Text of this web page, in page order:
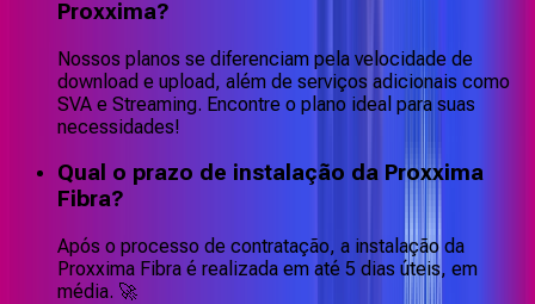
Proxxima?
Nossos planos se diferenciam pela velocidade de
download e upload, além de serviços adicionais como
SVA e Streaming. Encontre o plano ideal para suas
necessidades!
Qual o prazo de instalação da Proxxima
Fibra?
Após o processo de contratação, a instalação da
Proxxima Fibra é realizada em até 5 dias úteis, em
média. 🚀